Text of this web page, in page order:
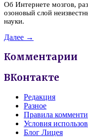
Об Интернете мозгов,
озоновый слой
науки.
Далее →
Комментарии
ВКонтакте
Редакция
Разное
Правила
Условия
Блог Лицея